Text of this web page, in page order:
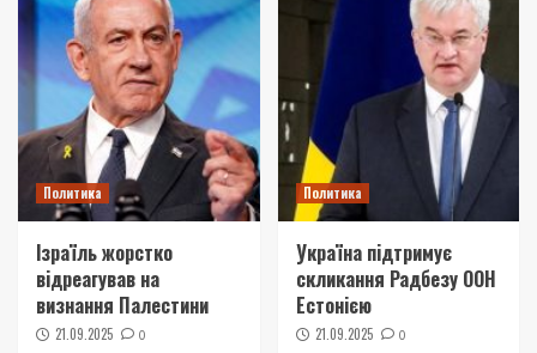
Политика
Ізраїль жорстко
відреагував на
визнання Палестини
21.09.2025 0
Политика
Україна підтримує
скликання Радбезу ООН
Естонією
21.09.2025 0